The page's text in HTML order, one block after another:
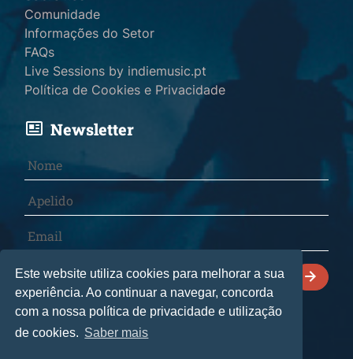
Este website utiliza cookies para melhorar a sua
experiência. Ao continuar a navegar, concorda
com a nossa política de privacidade e utilização
de cookies. Saber mais
Comunidade
Informações do Setor
FAQs
Live Sessions by indiemusic.pt
Política de Cookies e Privacidade
Newsletter
Declaro que li e aceito aPolítica de Cookies e
© 2026 indiemusic.pt - Todos os direitos reservados.